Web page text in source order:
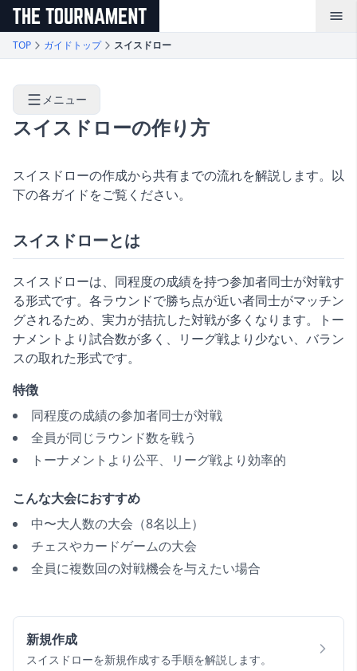
メインコンテンツへスキップ
TOP ガイドトップ スイスドロー
メニュー
スイスドローの作り方
スイスドローの作成から共有までの流れを解説します。以
下の各ガイドをご覧ください。
スイスドローとは
スイスドローは、同程度の成績を持つ参加者同士が対戦す
る形式です。各ラウンドで勝ち点が近い者同士がマッチン
グされるため、実力が拮抗した対戦が多くなります。トー
ナメントより試合数が多く、リーグ戦より少ない、バラン
スの取れた形式です。
特徴
同程度の成績の参加者同士が対戦
全員が同じラウンド数を戦う
トーナメントより公平、リーグ戦より効率的
こんな大会におすすめ
中〜大人数の大会（8名以上）
チェスやカードゲームの大会
全員に複数回の対戦機会を与えたい場合
新規作成
スイスドローを新規作成する手順を解説します。